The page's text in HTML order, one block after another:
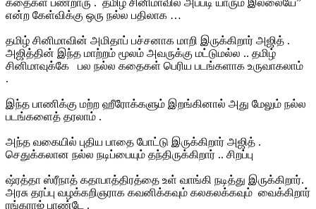
என்ற கேள்விக்கு ஒரு நல்ல பதிலாக …
தமிழ் சினிமாவின் அமிதாப் பச்சனாக மாறி இருக்கிறார் அஜித் .
அஜித்தின் இந்த மாற்றம் மூலம் அவருக்கு மட்டுமல்ல .. தமிழ்
சினிமாவுக்கே பல நல்ல கதைகள் பெரிய படங்களாக உருவாகலாம்
.
இந்த பாணிக்கு மற்ற ஹீரோக்களும் இறங்கினால் அது மேலும் நல்ல
படங்களைத் தரலாம் .
அந்த வகையில் புதிய பாதை போட்டு இருக்கிறார் அஜித் .
செதுக்கலான நல்ல நடிப்பையும் தந்திருக்கிறார் .. சிறப்பு
ஷ்ரத்தா ஸ்ரீநாத் கதாபாத்திரத்தை உள் வாங்கி நடித்து இருக்கிறார்.
அரசு தரப்பு வழக்கறிஞராக கவனிக்கவும் கலகலக்கவும் வைக்கிறார்
ரங்கராஜ் பாண்டே .